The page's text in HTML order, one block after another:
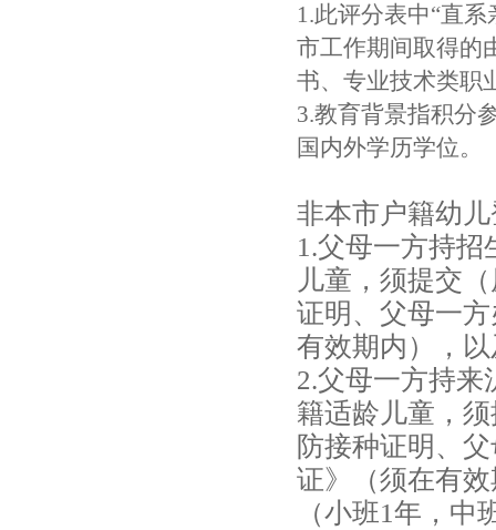
1.此评分表中“直
市工作期间取得的
书、专业技术类职
3.教育背景指积分
国内外学历学位。
非本市户籍幼
1.父母一方持
儿童，须提交
证明、父母一
有效期内），
2.父母一方持来
籍适龄儿童，
防接种证明、
证》（须在有
（小班1年，